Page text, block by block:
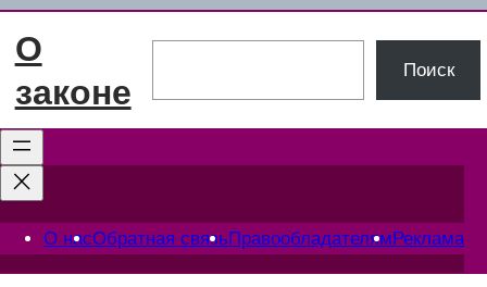
Перейти
О
законе
Поиск
О насОбратная связьПравообладателямРеклама